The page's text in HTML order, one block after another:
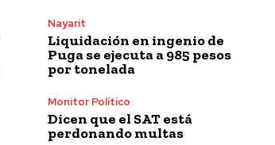
Nayarit
Liquidación en ingenio de
Puga se ejecuta a 985 pesos
por tonelada
Monitor Político
Dicen que el SAT está
perdonando multas